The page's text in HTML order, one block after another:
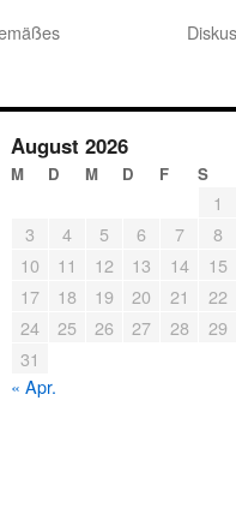
August 2026
M D M D F S
1
3
4 5 6 7
8
10
11 12 13 14
15
17
18 19 20 21
22
24
25 26 27 28
29
31
« Apr.